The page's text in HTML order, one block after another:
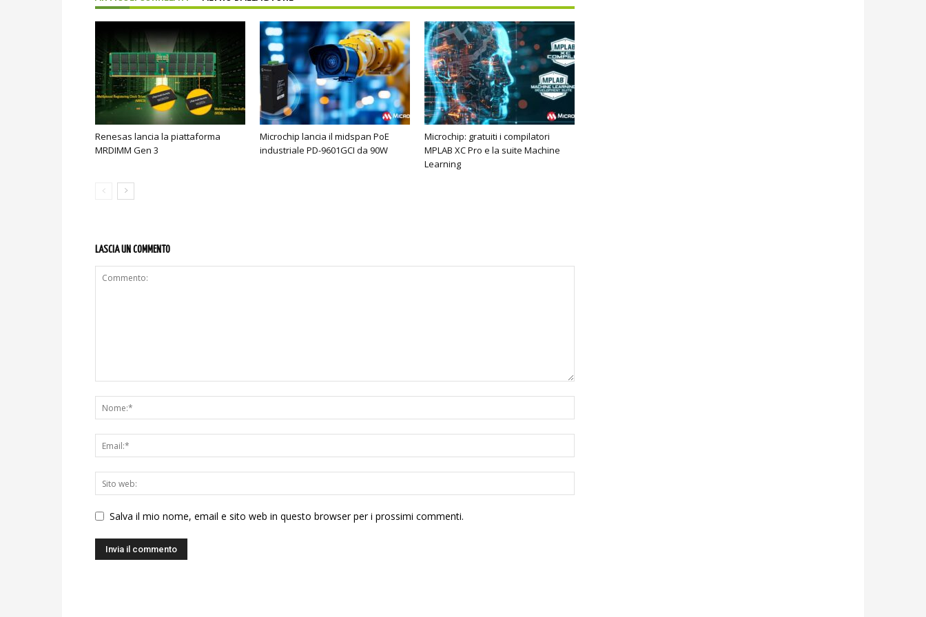
Renesas lancia la piattaforma
MRDIMM Gen 3
Microchip lancia il midspan PoE
industriale PD-9601GCI da 90W
Microchip: gratuiti i compilatori
MPLAB XC Pro e la suite Machine
Learning
LASCIA UN COMMENTO
Salva il mio nome, email e sito web in questo browser per i prossimi commenti.